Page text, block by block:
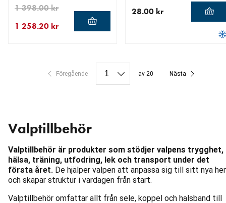
1 258.20 kr
1 398.00 kr 28.00 kr
Föregående av 20 Nästa
Valptillbehör
Valptillbehör är produkter som stödjer valpens trygghet,
hälsa, träning, utfodring, lek och transport under det
första året. De hjälper valpen att anpassa sig till sitt nya
och skapar struktur i vardagen från start.
Valptillbehör omfattar allt från sele, koppel och halsband till